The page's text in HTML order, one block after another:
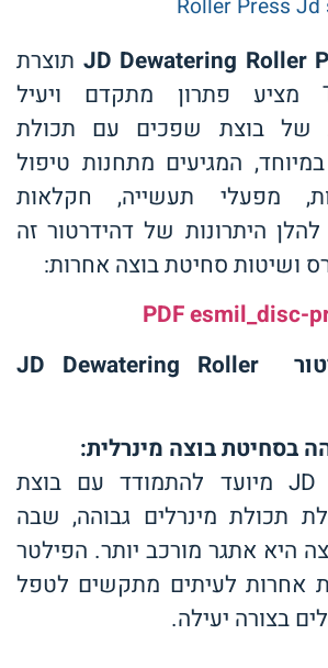
Roller Press Jd
תוצרת
Tsurumi-ESMIL מציע פתרון מתקדם ויעיל
של בוצת שפכים עם תכולת
המגיעים מתחנות טיפול
מפעלי תעשייה, חקלאות
להלן היתרונות של דהידרטור זה
ושיטות סחיטת בוצה אחרות:
JD Dewatering Roller
בסחיטת בוצה מינרלית:
הדהידרטור JD מיועד להתמודד עם בוצת
תכולת מינרלים גבוהה, שבה
היא אתגר מורכב יותר. הפילטר
אחרות לעיתים מתקשים לטפל
בצורה יעילה.